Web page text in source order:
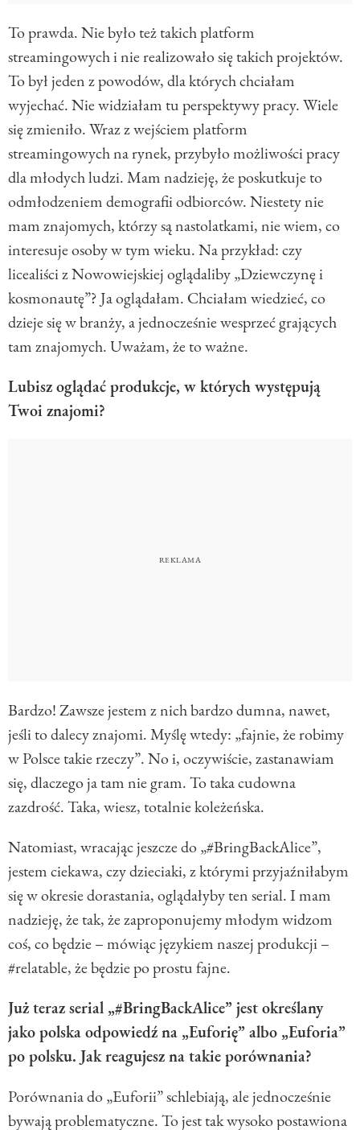
To prawda. Nie było też takich platform
streamingowych i nie realizowało się takich projektów.
To był jeden z powodów, dla których chciałam
wyjechać. Nie widziałam tu perspektywy pracy. Wiele
się zmieniło. Wraz z wejściem platform
streamingowych na rynek, przybyło możliwości pracy
dla młodych ludzi. Mam nadzieję, że poskutkuje to
odmłodzeniem demografii odbiorców. Niestety nie
mam znajomych, którzy są nastolatkami, nie wiem, co
interesuje osoby w tym wieku. Na przykład: czy
licealiści z Nowowiejskiej oglądaliby „Dziewczynę i
kosmonautę”? Ja oglądałam. Chciałam wiedzieć, co
dzieje się w branży, a jednocześnie wesprzeć grających
tam znajomych. Uważam, że to ważne.
Lubisz oglądać produkcje, w których występują
Twoi znajomi?
Bardzo! Zawsze jestem z nich bardzo dumna, nawet,
jeśli to dalecy znajomi. Myślę wtedy: „fajnie, że robimy
w Polsce takie rzeczy”. No i, oczywiście, zastanawiam
się, dlaczego ja tam nie gram. To taka cudowna
zazdrość. Taka, wiesz, totalnie koleżeńska.
Natomiast, wracając jeszcze do „#BringBackAlice”,
jestem ciekawa, czy dzieciaki, z którymi przyjaźniłabym
się w okresie dorastania, oglądałyby ten serial. I mam
nadzieję, że tak, że zaproponujemy młodym widzom
coś, co będzie – mówiąc językiem naszej produkcji –
#relatable, że będzie po prostu fajne.
Już teraz serial „#BringBackAlice” jest określany
jako polska odpowiedź na „Euforię” albo „Euforia”
po polsku. Jak reagujesz na takie porównania?
Porównania do „Euforii” schlebiają, ale jednocześnie
bywają problematyczne. To jest tak wysoko postawiona